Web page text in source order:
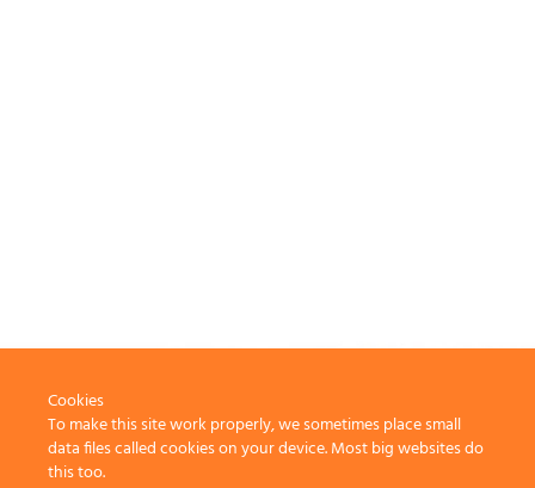
Cookies
To make this site work properly, we sometimes place small
data files called cookies on your device. Most big websites do
this too.